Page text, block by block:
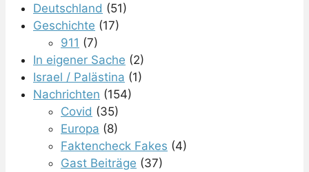
Deutschland (51)
Geschichte (17)
911 (7)
In eigener Sache (2)
Israel / Palästina (1)
Nachrichten (154)
Covid (35)
Europa (8)
Faktencheck Fakes (4)
Gast Beiträge (37)